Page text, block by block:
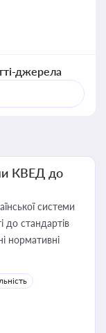
джерела
КВЕД до
системи
до стандартів
нормативні